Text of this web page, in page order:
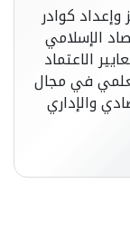
كوادر
الإسلامي
الاعتماد
في مجال
والإداري